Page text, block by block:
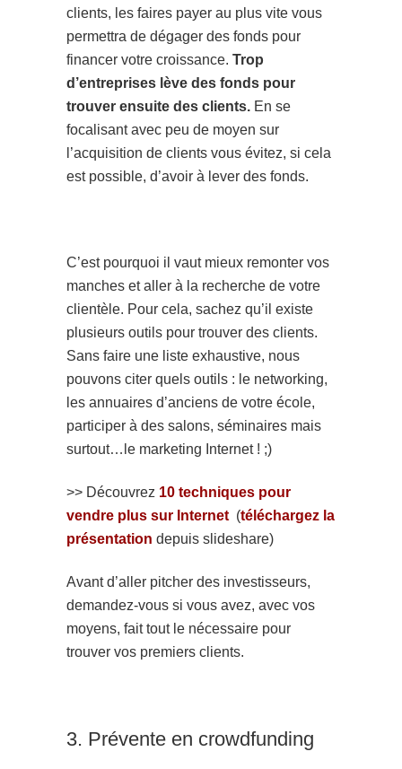
clients, les faires payer au plus vite vous
permettra de dégager des fonds pour
financer votre croissance. Trop
d’entreprises lève des fonds pour
trouver ensuite des clients. En se
focalisant avec peu de moyen sur
l’acquisition de clients vous évitez, si cela
est possible, d’avoir à lever des fonds.
C’est pourquoi il vaut mieux remonter vos
manches et aller à la recherche de votre
clientèle. Pour cela, sachez qu’il existe
plusieurs outils pour trouver des clients.
Sans faire une liste exhaustive, nous
pouvons citer quels outils : le networking,
les annuaires d’anciens de votre école,
participer à des salons, séminaires mais
surtout…le marketing Internet ! ;)
>> Découvrez 10 techniques pour
vendre plus sur Internet (téléchargez la
présentation depuis slideshare)
Avant d’aller pitcher des investisseurs,
demandez-vous si vous avez, avec vos
moyens, fait tout le nécessaire pour
trouver vos premiers clients.
3. Prévente en crowdfunding